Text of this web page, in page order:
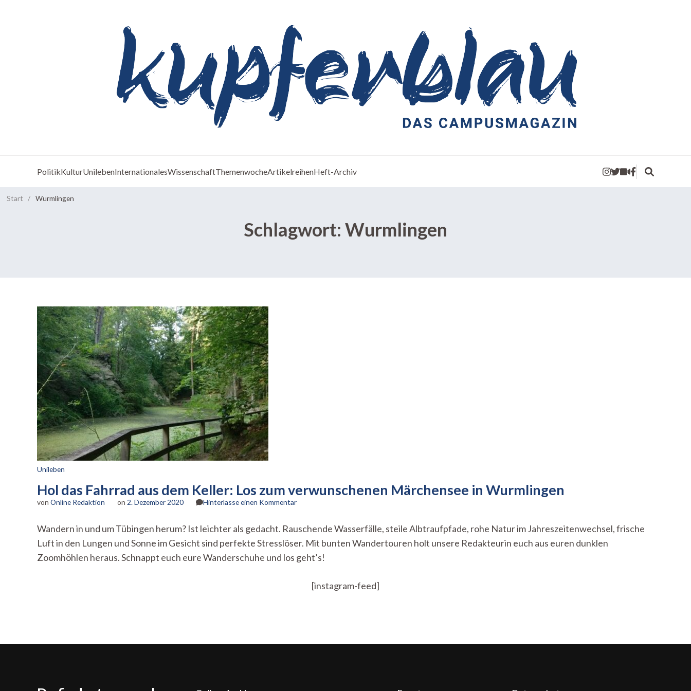
PolitikKulturUnilebenInternationalesWissenschaftThemenwocheArtikelreihenHeft-Archiv
Start / Wurmlingen
Schlagwort: Wurmlingen
Unileben
Hol das Fahrrad aus dem Keller: Los zum verwunschenen Märchensee in Wurmlingen
von Online Redaktion on 2. Dezember 2020 Hinterlasse einen Kommentarzu
Fahrrad
aus
dem
Keller:
Wandern in und um Tübingen herum? Ist leichter als gedacht. Rauschende Wasserfälle, steile Albtraufpfade, rohe Natur im Jahreszeitenwechsel, frische
Luft in den Lungen und Sonne im Gesicht sind perfekte Stresslöser. Mit bunten Wandertouren holt unsere Redakteurin euch aus euren dunklen
Zoomhöhlen heraus. Schnappt euch eure Wanderschuhe und los geht’s!
[instagram-feed]